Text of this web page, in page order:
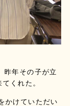
昨年その子が立
くれた。
かけていただい